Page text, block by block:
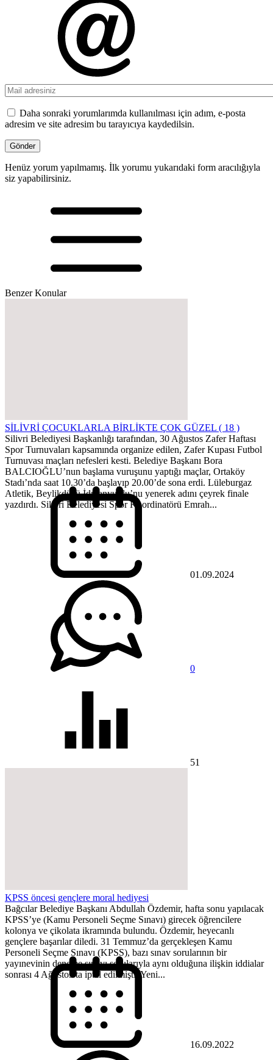
Daha sonraki yorumlarımda kullanılması için adım, e-posta
adresim ve site adresim bu tarayıcıya kaydedilsin.
Henüz yorum yapılmamış. İlk yorumu yukarıdaki form aracılığıyla
siz yapabilirsiniz.
Benzer Konular
SİLİVRİ ÇOCUKLARLA BİRLİKTE ÇOK GÜZEL ( 18 )
Silivri Belediyesi Başkanlığı tarafından, 30 Ağustos Zafer Haftası
Spor Turnuvaları kapsamında organize edilen, Zafer Kupası Futbol
Turnuvası maçları nefesleri kesti. Belediye Başkanı Bora
BALCIOĞLU’nun başlama vuruşunu yaptığı maçlar, Ortaköy
Stadı’nda saat 10.30’da başlayıp 20.00’de sona erdi. Lüleburgaz
Atletik, Beylikdüzü İdmanyurdu’nu yenerek adını çeyrek finale
yazdırdı. Silivri Belediyesi Spor Koordinatörü Emrah...
01.09.2024
0
51
KPSS öncesi gençlere moral hediyesi
Bağcılar Belediye Başkanı Abdullah Özdemir, hafta sonu yapılacak
KPSS’ye (Kamu Personeli Seçme Sınavı) girecek öğrencilere
kolonya ve çikolata ikramında bulundu. Özdemir, heyecanlı
gençlere başarılar diledi. 31 Temmuz’da gerçekleşen Kamu
Personeli Seçme Sınavı (KPSS), bazı sınav sorularının bir
yayınevinin deneme sınavı sorularıyla aynı olduğuna ilişkin iddialar
sonrası 4 Ağustos’ta iptal edilmişti. Yeni...
16.09.2022